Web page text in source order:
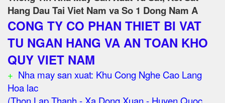
Hang Dau Tai Viet Nam va So 1 Dong Nam A
CONG TY CO PHAN THIET BI VAT
TU NGAN HANG VA AN TOAN KHO
QUY VIET NAM
+ Nha may san xuat: Khu Cong Nghe Cao Lang
Hoa lac